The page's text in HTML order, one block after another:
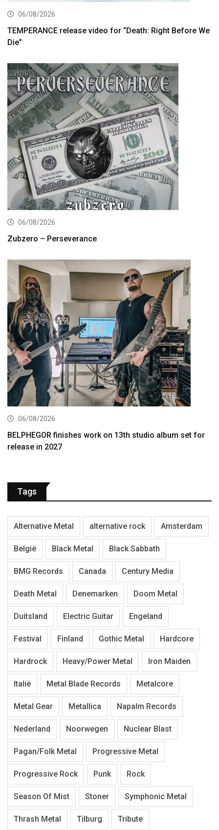
06/08/2026
TEMPERANCE release video for “Death: Right Before We
Die”
06/08/2026
Zubzero – Perseverance
06/08/2026
BELPHEGOR finishes work on 13th studio album set for
release in 2027
Tags
Alternative Metal alternative rock Amsterdam
België Black Metal Black Sabbath
BMG Records Canada Century Media
Death Metal Denemarken Doom Metal
Duitsland Electric Guitar Engeland
Festival Finland Gothic Metal Hardcore
Hardrock Heavy/Power Metal Iron Maiden
Italië Metal Blade Records Metalcore
Metal Gear Metallica Napalm Records
Nederland Noorwegen Nuclear Blast
Pagan/Folk Metal Progressive Metal
Progressive Rock Punk Rock
Season Of Mist Stoner Symphonic Metal
Thrash Metal Tilburg Tribute